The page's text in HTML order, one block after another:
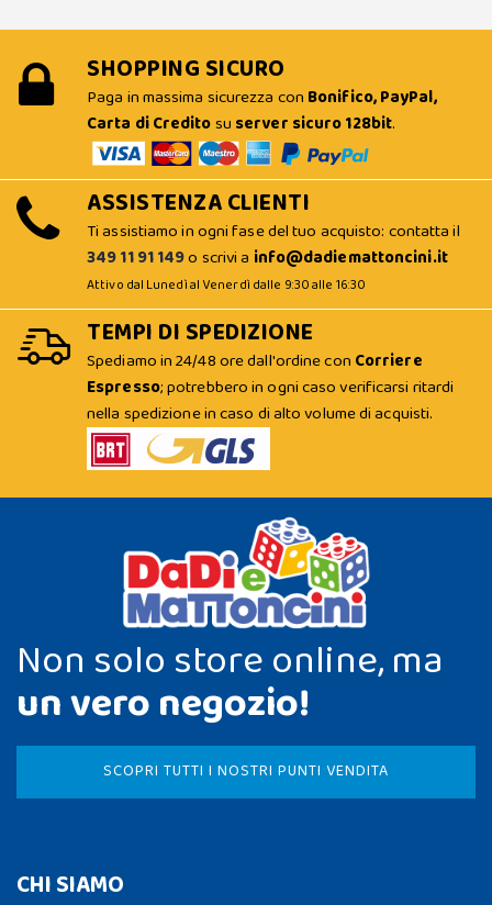
SHOPPING SICURO
Paga in massima sicurezza con Bonifico, PayPal,
Carta di Creditosu server sicuro 128bit.
ASSISTENZA CLIENTI
Ti assistiamo in ogni fase del tuo acquisto: contatta il
349 11 91 149o scrivi a info@dadiemattoncini.it
Attivo dal Lunedì al Venerdì dalle 9:30 alle 16:30
TEMPI DI SPEDIZIONE
Spediamo in 24/48 ore dall'ordine con Corriere
Espresso; potrebbero in ogni caso verificarsi ritardi
nella spedizione in caso di alto volume di acquisti.
Non solo store online, ma
un vero negozio!
SCOPRI TUTTI I NOSTRI PUNTI VENDITA
CHI SIAMO